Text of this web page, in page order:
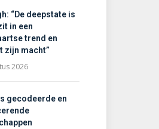
“De deepstate is
in een
trend en
zijn macht”
2026
gecodeerde en